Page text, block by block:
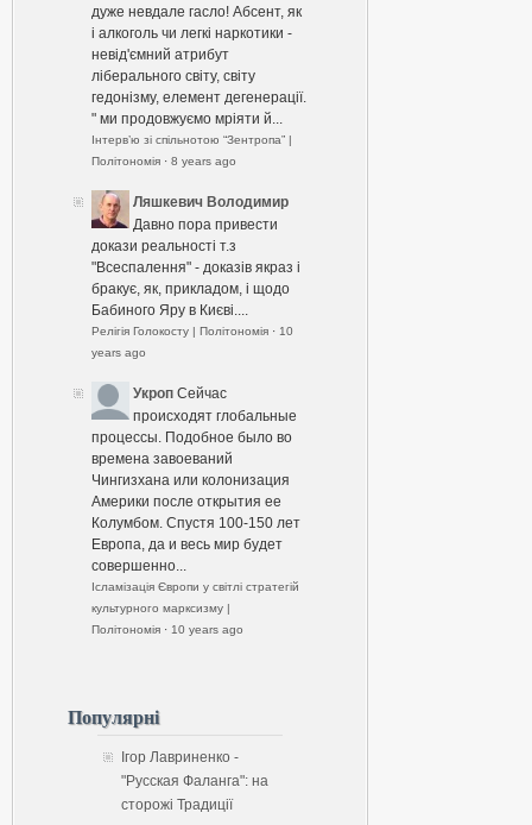
дуже невдале гасло! Абсент, як
і алкоголь чи легкі наркотики -
невід'ємний атрибут
ліберального світу, світу
гедонізму, елемент дегенерації.
" ми продовжуємо мріяти й...
Інтерв’ю зі спільнотою “Зентропа” |
Політономія · 8 years ago
Ляшкевич Володимир
Давно пора привести
докази реальності т.з
"Всеспалення" - доказів якраз і
бракує, як, прикладом, і щодо
Бабиного Яру в Києві....
Релігія Голокосту | Політономія · 10
years ago
Укроп Сейчас
происходят глобальные
процессы. Подобное было во
времена завоеваний
Чингизхана или колонизация
Америки после открытия ее
Колумбом. Спустя 100-150 лет
Европа, да и весь мир будет
совершенно...
Ісламізація Європи у світлі стратегій
культурного марксизму |
Політономія · 10 years ago
Популярні
Ігор Лавриненко -
"Русская Фаланга": на
сторожі Традиції